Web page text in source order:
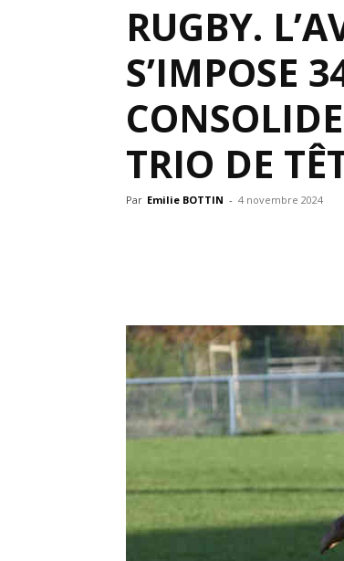
RUGBY.
S’IMPOSE
TRIO DE
Par Emilie BOTTIN - 4 novembre 2024